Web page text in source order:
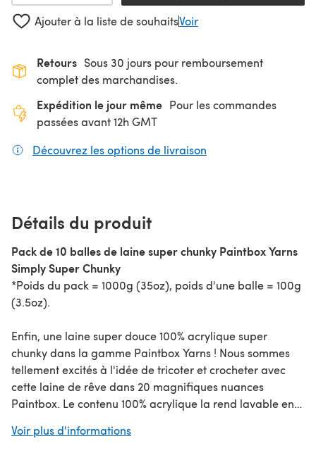
Ajouter à la liste de souhaitsVoir
Retours Sous 30 jours pour remboursement
complet des marchandises.
Expédition le jour même Pour les commandes
passées avant 12h GMT
Découvrez les options de livraison
Détails du produit
Pack de 10 balles de laine super chunky Paintbox Yarns
Simply Super Chunky
*Poids du pack = 1000g (35oz), poids d'une balle = 100g
(3.5oz).
Enfin, une laine super douce 100% acrylique super
chunky dans la gamme Paintbox Yarns ! Nous sommes
tellement excités à l'idée de tricoter et crocheter avec
cette laine de rêve dans 20 magnifiques nuances
Paintbox. Le contenu 100% acrylique la rend lavable en
vraiment abordable pour faire des pulls et cardigans
Voir plus d'informations